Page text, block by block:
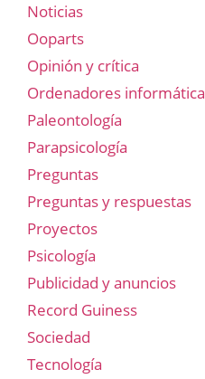
Noticias
Ooparts
Opinión y crítica
Ordenadores informática
Paleontología
Parapsicología
Preguntas
Preguntas y respuestas
Proyectos
Psicología
Publicidad y anuncios
Record Guiness
Sociedad
Tecnología